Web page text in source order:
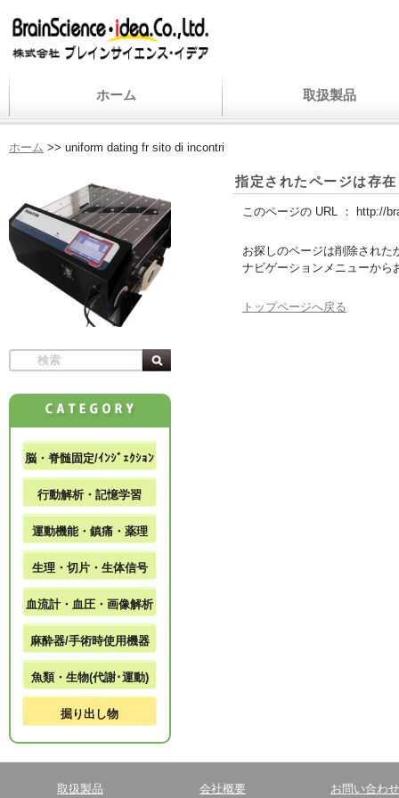
ホーム 取扱製品
ホーム >> uniform dating fr sito di incontri
指定されたページは存
このページの URL ： http://
お探しのページは削除された
ナビゲーションメニューから
トップページへ戻る
脳・脊髄固定/ｲﾝｼﾞｪｸｼｮﾝ
行動解析・記憶学習
運動機能・鎮痛・薬理
生理・切片・生体信号
血流計・血圧・画像解析
麻酔器/手術時使用機器
魚類・生物(代謝･運動)
掘り出し物
取扱製品 会社概要 お問い合わせ